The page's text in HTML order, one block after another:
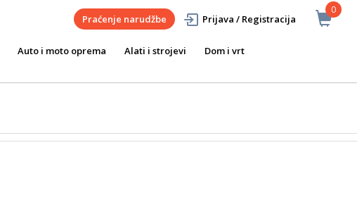
0
Praćenje narudžbe Prijava / Registracija
Auto i moto oprema Alati i strojevi
Dom i vrt